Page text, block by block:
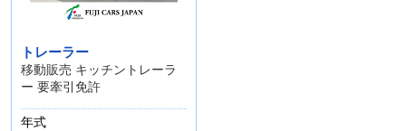
トレーラー
移動販売 キッチントレーラ
ー 要牽引免許
年式